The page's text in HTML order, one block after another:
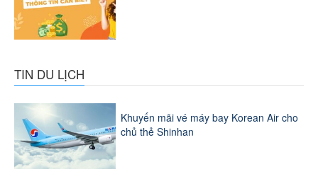
TIN DU LỊCH
Khuyến mãi vé máy bay Korean Air cho
chủ thẻ Shinhan